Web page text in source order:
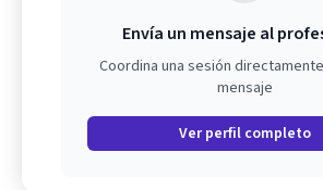
Envía un mensaje al
Coordina una sesión
mensaje
Ver perfil completo